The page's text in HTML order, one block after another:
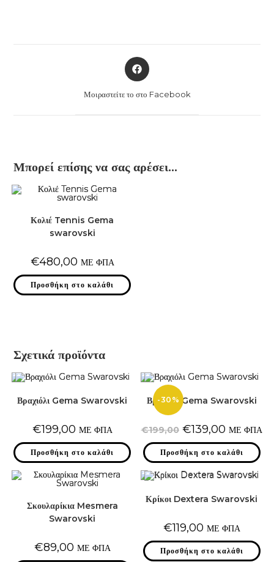
Opens
in
new
Μοιραστείτε το στο Facebook
Μπορεί επίσης να σας αρέσει…
Κολιέ Tennis Gema
swarovski
€480,00 ΜΕ ΦΠΑ
Προσθήκη στο καλάθι
Σχετικά προϊόντα
Βραχιόλι Gema Swarovski
€199,00 ΜΕ ΦΠΑ
Προσθήκη στο καλάθι
-30%
Βραχιόλι Gema Swarovski
€199,00 Original
price
was:
€199,00.
€139,00Η
τρέχουσα
τιμή
είναι:
€139,00.
ΜΕ ΦΠΑ
Προσθήκη στο καλάθι
Σκουλαρίκια Mesmera
Swarovski
€89,00 ΜΕ ΦΠΑ
Κρίκοι Dextera Swarovski
€119,00 ΜΕ ΦΠΑ
Προσθήκη στο καλάθι